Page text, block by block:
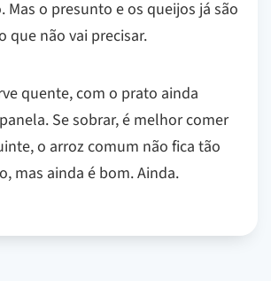
Mas o presunto e os queijos já são
que não vai precisar.
quente, com o prato ainda
Se sobrar, é melhor comer
o arroz comum não fica tão
mas ainda é bom. Ainda.